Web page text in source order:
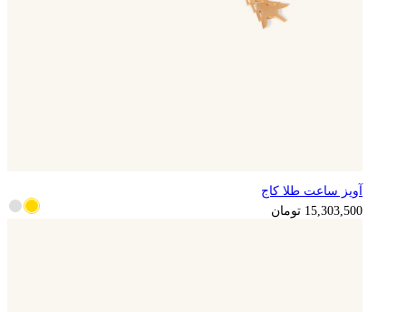
3,825,875 تومانآویز ساعت طلا کاج
15,303,500 تومان